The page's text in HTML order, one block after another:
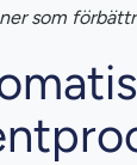
som